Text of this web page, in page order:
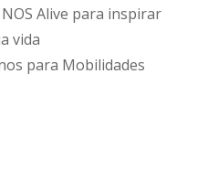
Alive para inspirar
vida
para Mobilidades